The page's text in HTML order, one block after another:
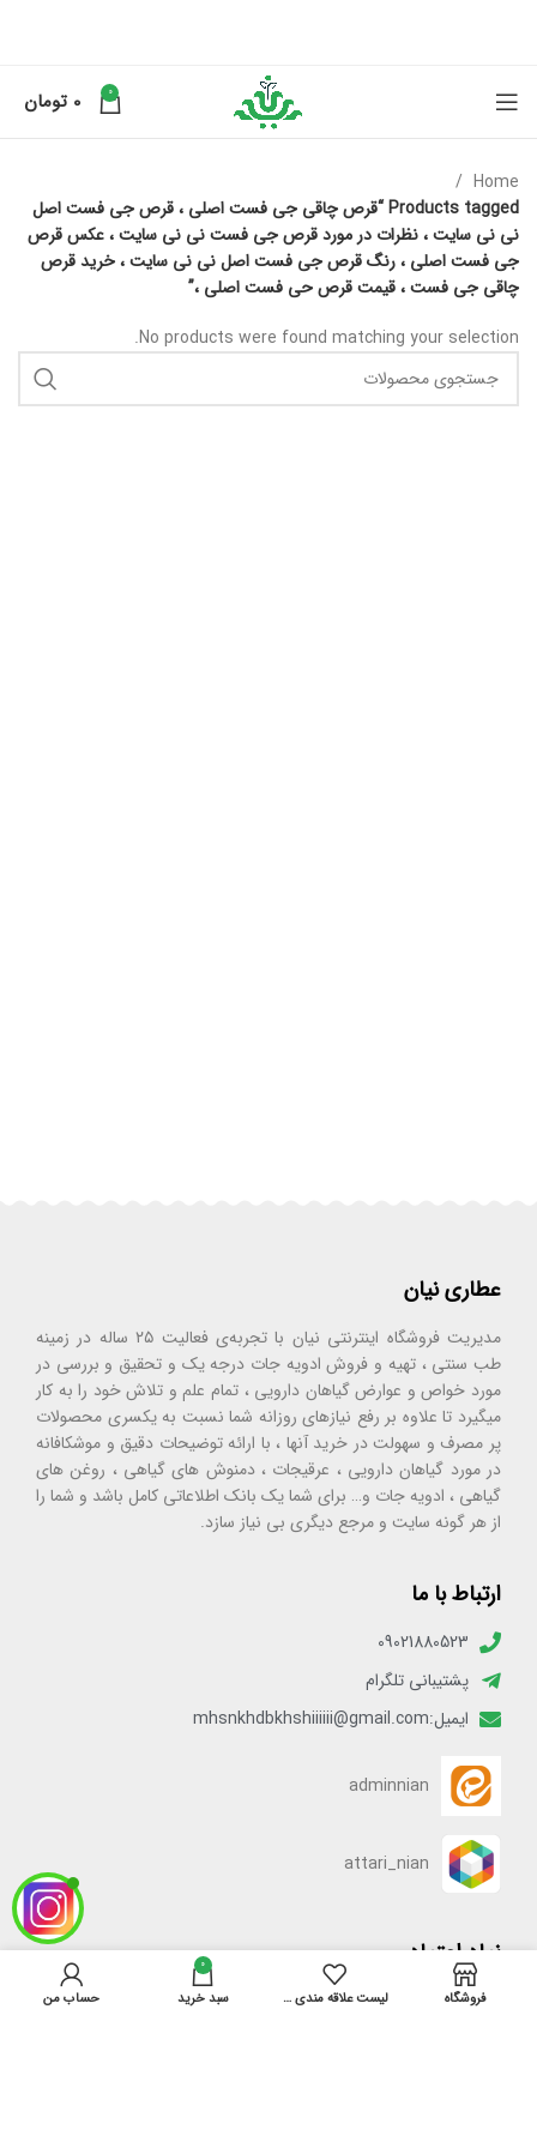
0
0 تومان
Home
Products tagged “قرص چاقی جی فست اصلی ، قرص جی فست اصل
نی نی سایت ، نظرات در مورد قرص جی فست نی نی سایت ، عکس قرص
جی فست اصلی ، رنگ قرص جی فست اصل نی نی سایت ، خرید قرص
چاقی جی فست ، قیمت قرص حی فست اصلی ،”
No products were found matching your selection.
عطاری نیان
مدیریت فروشگاه اینترنتی نیان با تجربه‌ی فعالیت ۲۵ ساله در زمینه
طب سنتی ، تهیه و فروش ادویه جات درجه یک و تحقیق و بررسی در
مورد خواص و عوارض گیاهان دارویی ، تمام علم و تلاش خود را به کار
میگیرد تا علاوه بر رفع نیازهای روزانه شما نسبت به یکسری محصولات
پر مصرف و سهولت در خرید آنها ، با ارائه توضیحات دقیق و موشکافانه
در مورد گیاهان دارویی ، عرقیجات ، دمنوش های گیاهی ، روغن های
گیاهی ، ادویه جات و… برای شما یک بانک اطلاعاتی کامل باشد و شما را
از هر گونه سایت و مرجع دیگری بی نیاز سازد.
ارتباط با ما
09021880523
پشتیبانی تلگرام
ایمیل:mhsnkhdbkhshiiiiii@gmail.com
adminnian
attari_nian
نماد اعتماد
فروشگاه لیست علاقه مندی ها
0
سبد خرید حساب من